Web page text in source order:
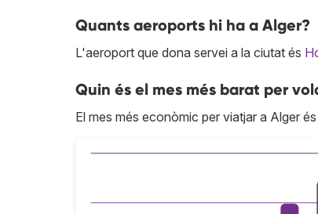
Quants aeroports hi ha a Alger?
L'aeroport que dona servei a la ciutat és
Quin és el mes més barat per
El mes més econòmic per viatjar a Alger